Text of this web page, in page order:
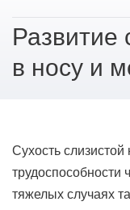
Развитие
в носу и
Сухость
трудоспособности
тяжелых случаях